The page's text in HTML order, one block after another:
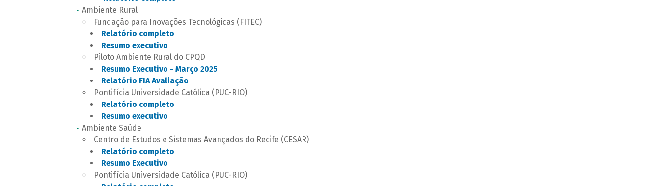
Ambiente Rural
Fundação para Inovações Tecnológicas (FITEC)
Relatório completo
Resumo executivo
Piloto Ambiente Rural do CPQD
Resumo Executivo - Março 2025
Relatório FIA Avaliação
Pontifícia Universidade Católica (PUC-RIO)
Relatório completo
Resumo executivo
Ambiente Saúde
Centro de Estudos e Sistemas Avançados do Recife (CESAR)
Relatório completo
Resumo Executivo
Pontifícia Universidade Católica (PUC-RIO)